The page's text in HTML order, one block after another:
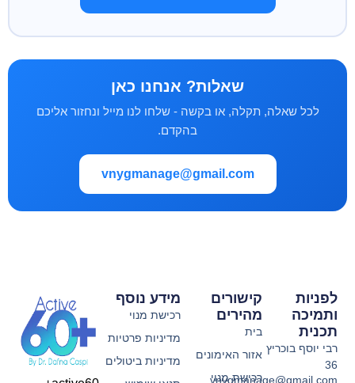
שאלות? אנחנו כאן
לכל שאלה, תקלה, או בקשה - שלחו לנו מייל ונחזור אליכם
בהקדם.
vnygmanage@gmail.com
קישורים
מהירים
בית
אזור האימונים
רכישת מנוי
מידע נוסף
רכישת מנוי
מדיניות פרטיות
מדיניות ביטולים
לפניות
ותמיכה
תכנית
רבי יוסף בוכריץ
36
vnygmanage@gmail.com